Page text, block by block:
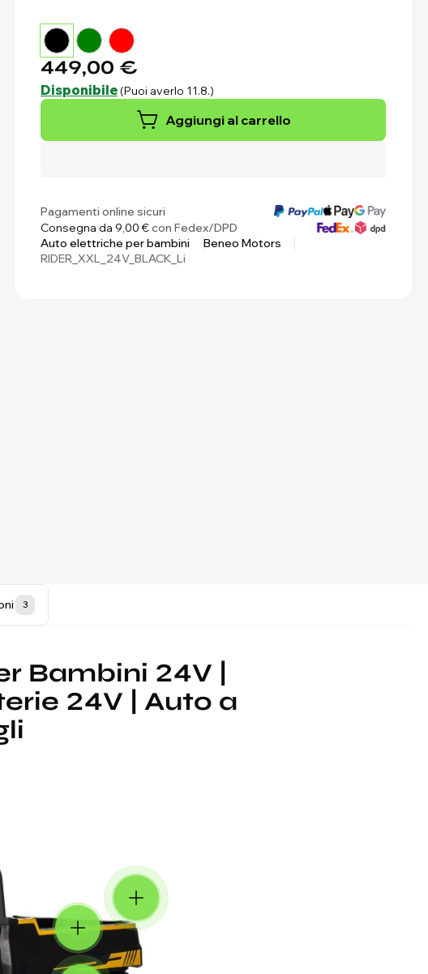
449,00 €
Disponibile(Puoi averlo 11.8.)
Aggiungi al carrello
Auto elettriche per bambini
Beneo Motors
RIDER_XXL_24V_BLACK_Li
3
Bambini 24V |
24V | Auto a